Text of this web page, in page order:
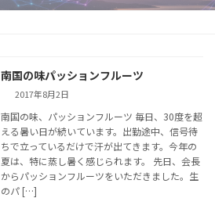
南国の味パッションフルーツ
2017年8月2日
南国の味、パッションフルーツ 毎日、30度を超
える暑い日が続いています。出勤途中、信号待
ちで立っているだけで汗が出てきます。今年の
夏は、特に蒸し暑く感じられます。 先日、会長
からパッションフルーツをいただきました。生
のパ […]